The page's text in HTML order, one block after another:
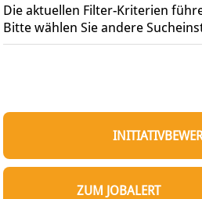
Die aktuellen Filter-Kriterien
Bitte wählen Sie andere
ZUM JOBALERT